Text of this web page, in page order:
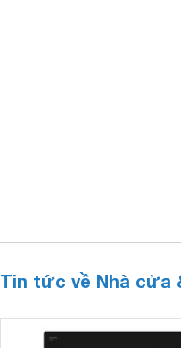
Tin tức về Nhà cửa